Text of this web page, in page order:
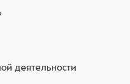
деятельности